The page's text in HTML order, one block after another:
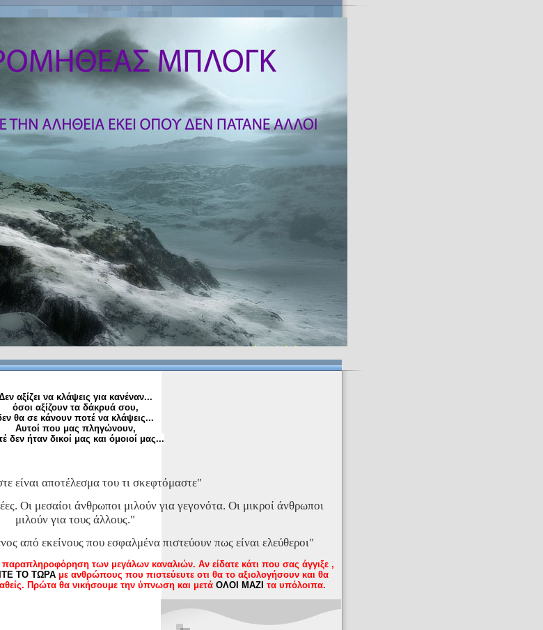
αξίζει να κλάψεις για κανέναν...
όσοι αξίζουν τα δάκρυά σου,
θα σε κάνουν ποτέ να κλάψεις...
Αυτοί που μας πληγώνουν,
δεν ήταν δικοί μας και όμοιοί μας...
είναι αποτέλεσμα του τι σκεφτόμαστε"
Οι μεσαίοι άνθρωποι μιλούν για γεγονότα. Οι μικροί άνθρωποι
μιλούν για τους άλλους."
από εκείνους που εσφαλμένα πιστεύουν πως είναι ελεύθεροι"
παραπληροφόρηση των μεγάλων καναλιών. Αν είδατε κάτι που σας άγγιξε ,
ΤΟ ΤΩΡΑ με ανθρώπους που πιστεύευτε οτι θα το αξιολογήσουν και θα
Πρώτα θα νικήσουμε την ύπνωση και μετά ΟΛΟΙ ΜΑΖΙ τα υπόλοιπα.